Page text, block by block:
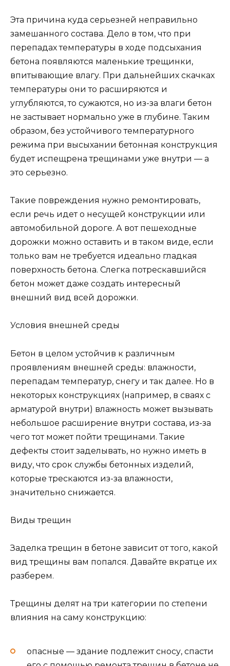
Эта причина куда серьезней неправильно
замешанного состава. Дело в том, что при
перепадах температуры в ходе подсыхания
бетона появляются маленькие трещинки,
впитывающие влагу. При дальнейших скачках
температуры они то расширяются и
углубляются, то сужаются, но из-за влаги бетон
не застывает нормально уже в глубине. Таким
образом, без устойчивого температурного
режима при высыхании бетонная конструкция
будет испещрена трещинами уже внутри — а
это серьезно.
Такие повреждения нужно ремонтировать,
если речь идет о несущей конструкции или
автомобильной дороге. А вот пешеходные
дорожки можно оставить и в таком виде, если
только вам не требуется идеально гладкая
поверхность бетона. Слегка потрескавшийся
бетон может даже создать интересный
внешний вид всей дорожки.
Условия внешней среды
Бетон в целом устойчив к различным
проявлениям внешней среды: влажности,
перепадам температур, снегу и так далее. Но в
некоторых конструкциях (например, в сваях с
арматурой внутри) влажность может вызывать
небольшое расширение внутри состава, из-за
чего тот может пойти трещинами. Такие
дефекты стоит заделывать, но нужно иметь в
виду, что срок службы бетонных изделий,
которые трескаются из-за влажности,
значительно снижается.
Виды трещин
Заделка трещин в бетоне зависит от того, какой
вид трещины вам попался. Давайте вкратце их
разберем.
Трещины делят на три категории по степени
влияния на саму конструкцию:
опасные — здание подлежит сносу, спасти